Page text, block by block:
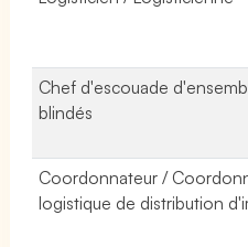
Chef d'escouade
blindés
Coordonnateur /
logistique de distribution